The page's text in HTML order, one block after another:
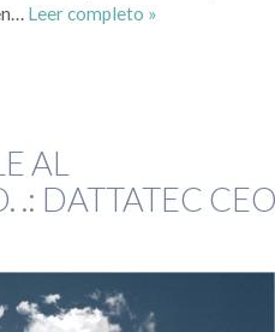
Leer completo »
AL
.: DATTATEC